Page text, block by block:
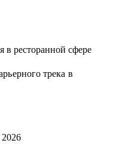
ресторанов
в ресторанной сфере
трека в
2026